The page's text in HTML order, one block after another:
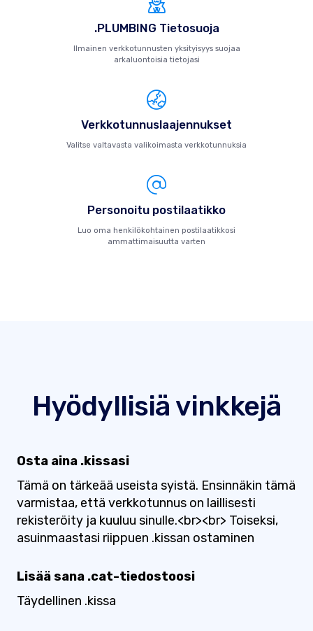
.PLUMBING Tietosuoja
Ilmainen verkkotunnusten yksityisyys suojaa
arkaluontoisia tietojasi
Verkkotunnuslaajennukset
Valitse valtavasta valikoimasta verkkotunnuksia
Personoitu postilaatikko
Luo oma henkilökohtainen postilaatikkosi
ammattimaisuutta varten
Hyödyllisiä vinkkejä
Osta aina .kissasi
Tämä on tärkeää useista syistä. Ensinnäkin tämä
varmistaa, että verkkotunnus on laillisesti
rekisteröity ja kuuluu sinulle.<br><br> Toiseksi,
asuinmaastasi riippuen .kissan ostaminen
Lisää sana .cat-tiedostoosi
Täydellinen .kissa